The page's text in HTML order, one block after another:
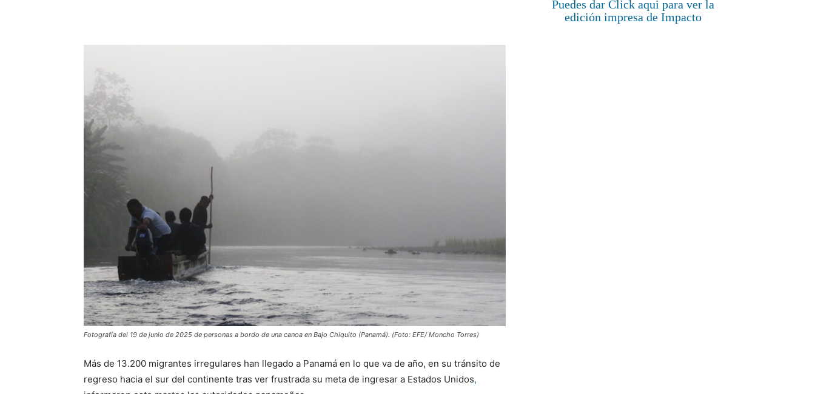
Fotografía del 19 de junio de 2025 de personas a bordo de una canoa en Bajo Chiquito (Panamá). (Foto: EFE/ Moncho Torres)
Más de 13.200 migrantes irregulares han llegado a Panamá en lo que va de año, en su tránsito de
regreso hacia el sur del continente tras ver frustrada su meta de ingresar a Estados Unidos,
Puedes dar Click aqui para ver la
edición impresa de Impacto